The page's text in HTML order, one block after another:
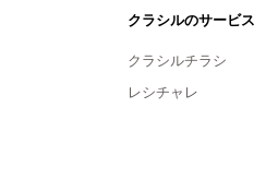
クラシルのサービス
クラシルチラシ
レシチャレ